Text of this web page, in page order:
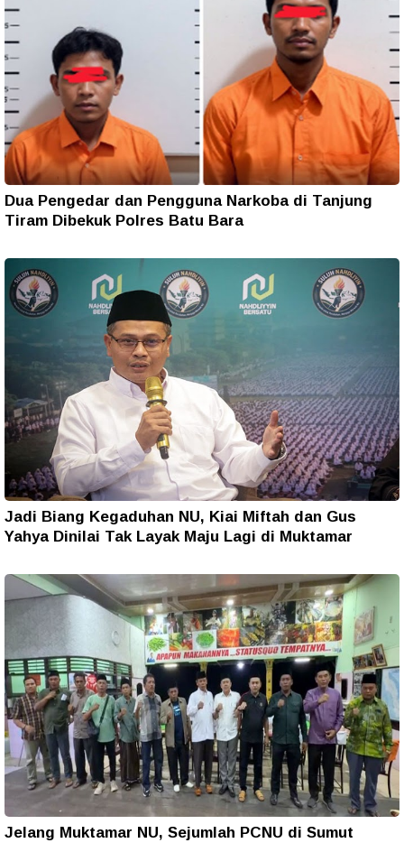
Dua Pengedar dan Pengguna Narkoba di Tanjung
Tiram Dibekuk Polres Batu Bara
Jadi Biang Kegaduhan NU, Kiai Miftah dan Gus
Yahya Dinilai Tak Layak Maju Lagi di Muktamar
Jelang Muktamar NU, Sejumlah PCNU di Sumut